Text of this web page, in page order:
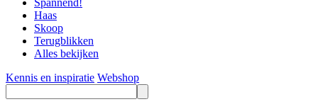
Haas
Skoop
Terugblikken
Alles bekijken
Kennis en inspiratie Webshop